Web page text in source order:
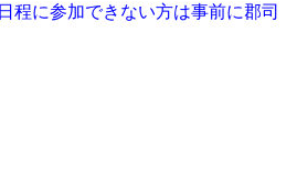
程に参加できない方は事前に郡司